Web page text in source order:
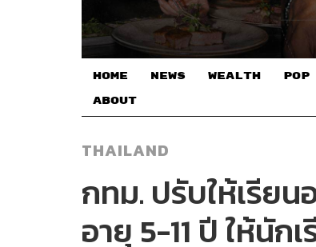
HOME NEWS WEALTH POP
ABOUT
THAILAND
กทม. ปรับให้เรียน
อายุ 5-11 ปี ให้นัก